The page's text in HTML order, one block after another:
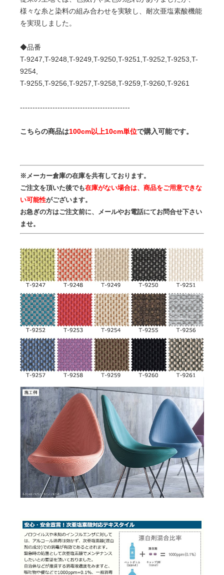
様々な糸と染料の組み合わせを実験し、耐次亜塩素酸機能
を実現しました。
◆品番
T-9247,T-9248,T-9249,T-9250,T-9251,T-9252,T-9253,T-
9254,
T-9255,T-9256,T-9257,T-9258,T-9259,T-9260,T-9261
--------------------------------------------
こちらの商品は100cm以上10cm単位で購入可能です。
※メーカー倉庫の在庫を共有しております。
ご注文を頂いた後でも在庫がない場合は、商品をご用意できな
い可能性がございます。
お急ぎの方はご注文前に、メールやお電話にてお問合せ下さい
ませ。